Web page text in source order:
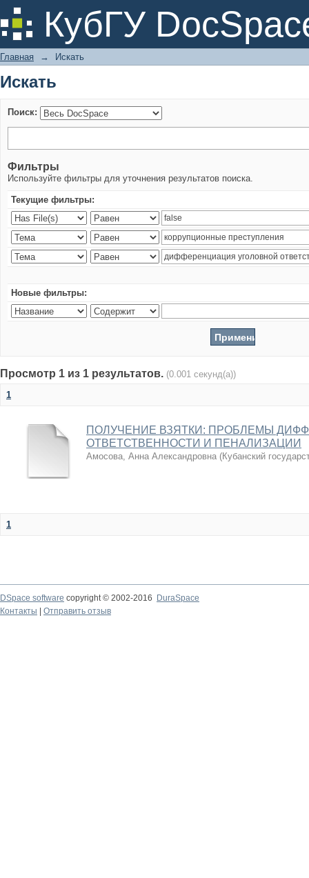
КубГУ
Искать
Главная → Искать
Искать
Поиск:
Фильтры
Используйте фильтры для уточнения результатов поиска.
Текущие фильтры:
Новые фильтры:
Просмотр 1 из 1 результатов. (0.001 секунд(а))
1
ПОЛУЧЕНИЕ ВЗЯТКИ: ПРОБЛЕМЫ
ОТВЕТСТВЕННОСТИ И ПЕНАЛИЗАЦИИ
Амосова, Анна Александровна (Кубанский
1
DSpace software copyright © 2002-2016
DuraSpace
Контакты
Отправить отзыв